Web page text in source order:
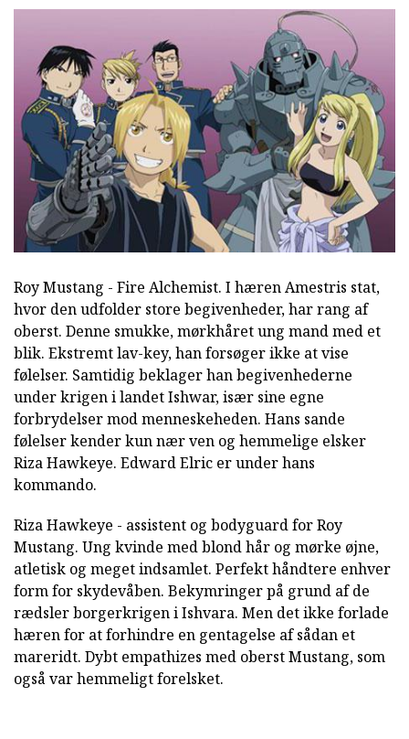
Roy Mustang - Fire Alchemist. I hæren Amestris stat,
hvor den udfolder store begivenheder, har rang af
oberst. Denne smukke, mørkhåret ung mand med et
blik. Ekstremt lav-key, han forsøger ikke at vise
følelser. Samtidig beklager han begivenhederne
under krigen i landet Ishwar, især sine egne
forbrydelser mod menneskeheden. Hans sande
følelser kender kun nær ven og hemmelige elsker
Riza Hawkeye. Edward Elric er under hans
kommando.
Riza Hawkeye - assistent og bodyguard for Roy
Mustang. Ung kvinde med blond hår og mørke øjne,
atletisk og meget indsamlet. Perfekt håndtere enhver
form for skydevåben. Bekymringer på grund af de
rædsler borgerkrigen i Ishvara. Men det ikke forlade
hæren for at forhindre en gentagelse af sådan et
mareridt. Dybt empathizes med oberst Mustang, som
også var hemmeligt forelsket.